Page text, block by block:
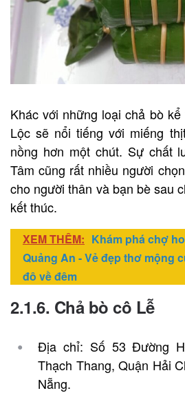
Khác với những loại chả bò
Lộc sẽ nổi tiếng với miếng
nồng hơn một chút. Sự chất
Tâm cũng rất nhiều người
cho người thân và bạn bè sau
kết thúc.
XEM THÊM: Khám phá chợ
Quảng An - Vẻ đẹp thơ mộng
đô về đêm
2.1.6. Chả bò cô Lễ
Địa chỉ: Số 53 Đường
Thạch Thang, Quận Hải
Nẵng.